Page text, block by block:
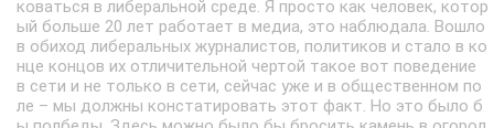
коваться в либеральной среде. Я просто как человек, котор
ый больше 20 лет работает в медиа, это наблюдала. Вошло
в обиход либеральных журналистов, политиков и стало в ко
нце концов их отличительной чертой такое вот поведение
в сети и не только в сети, сейчас уже и в общественном по
ле – мы должны констатировать этот факт. Но это было б